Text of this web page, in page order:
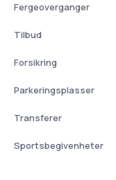
Fergeoverganger
Tilbud
Forsikring
Parkeringsplasser
Transferer
Sportsbegivenheter